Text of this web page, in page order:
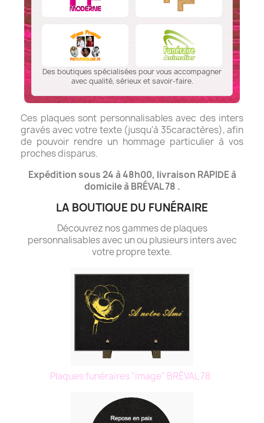
Des boutiques spécialisées pour vous accompagner
avec qualité, sérieux et savoir-faire.
Ces plaques sont personnalisables avec des inters
gravés avec votre texte (jusqu'à 35caractères), afin
de pouvoir rendre un hommage particulier à vos
proches disparus.
Expédition sous 24 à 48h00, livraison RAPIDE à
domicile à BRÉVAL 78 .
LA BOUTIQUE DU FUNÉRAIRE
Découvrez nos gammes de plaques
personnalisables avec un ou plusieurs inters avec
votre propre texte.
Plaques funéraires "image" BRÉVAL 78